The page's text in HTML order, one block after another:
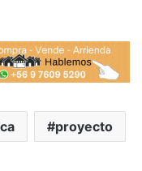
proyecto